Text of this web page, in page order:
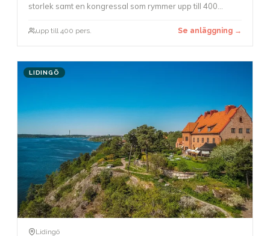
storlek samt en kongressal som rymmer upp till 400
konferenssällskapen och de större grupperna som vill
utmärkt för efterföljande mingel.
upp till 400 pers. Se anläggning →
LIDINGÖ
Lidingö